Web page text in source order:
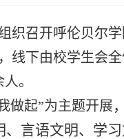
织召开呼伦贝尔
线下由校学生会
。
做起”为主题开展
言语文明、学